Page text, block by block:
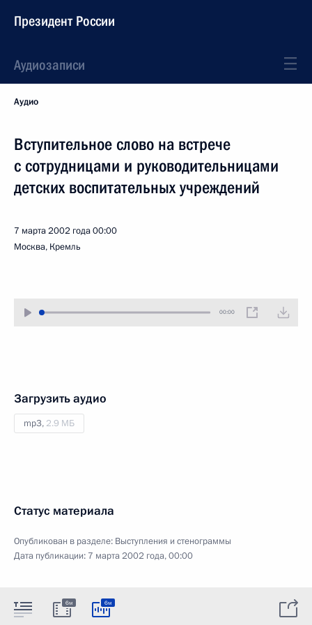
Президент России
Аудиозаписи
Аудио
Вступительное слово на встрече
с сотрудницами и руководительницами
детских воспитательных учреждений
7 марта 2002 года00:00
Москва, Кремль
00:00
Загрузить аудио
mp3, 2.9 МБ
Статус материала
Опубликован в разделе: Выступления и стенограммы
Дата публикации: 7 марта 2002 года, 00:00
6м 6м